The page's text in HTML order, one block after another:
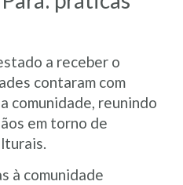
a receber o
contaram com
comunidade, reunindo
em torno de
à comunidade